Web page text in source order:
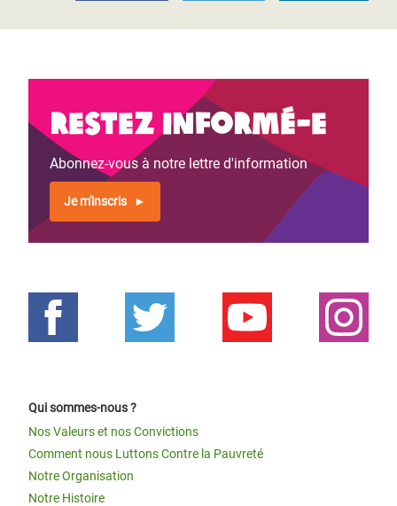
Restez informé-e
Abonnez-vous à notre lettre d'information
Je m'inscris
Qui sommes-nous ?
Nos Valeurs et nos Convictions
Comment nous Luttons Contre la Pauvreté
Notre Organisation
Notre Histoire